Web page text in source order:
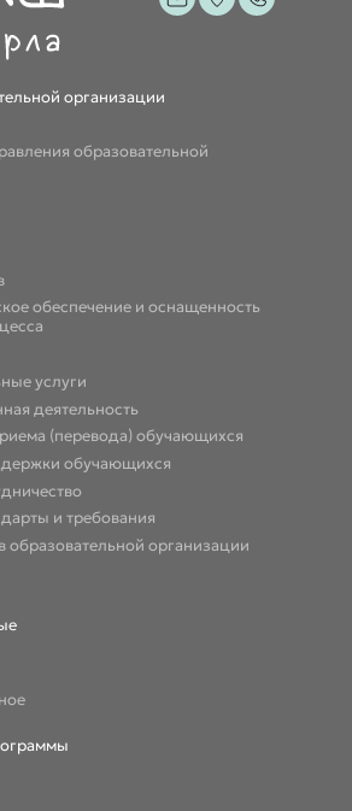
организации
образовательной
обеспечение и оснащенность
услуги
деятельность
(перевода) обучающихся
обучающихся
и требования
образовательной организации